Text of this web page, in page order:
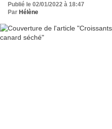
Publié le 02/01/2022 à 18:47
Par Hélène